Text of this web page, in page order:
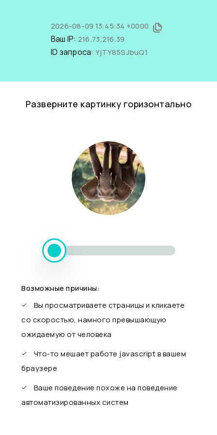
2026-08-09 13:45:34 +0000
Ваш IP: 216.73.216.39
ID запроса: YjTY85SJbuQ1
Разверните картинку горизонтально
Возможные причины:
Вы просматриваете страницы и кликаете
со скоростью, намного превышающую
ожидаемую от человека
Что-то мешает работе javascript в вашем
браузере
Ваше поведение похоже на поведение
автоматизированных систем